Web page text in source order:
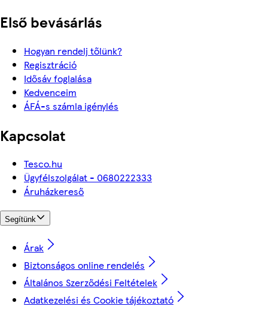
Első bevásárlás
Hogyan rendelj tőlünk?
Regisztráció
Idősáv foglalása
Kedvenceim
ÁFÁ-s számla igénylés
Kapcsolat
Tesco.hu
Ügyfélszolgálat - 0680222333
Áruházkereső
Segítünk
Árak
Biztonságos online rendelés
Általános Szerződési Feltételek
Adatkezelési és Cookie tájékoztató